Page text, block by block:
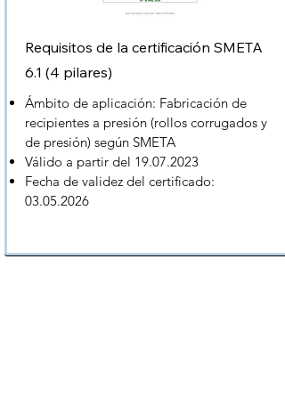
Requisitos de la certificación SMETA
6.1 (4 pilares)
Ámbito de aplicación: Fabricación de
recipientes a presión (rollos corrugados y
de presión) según SMETA
Válido a partir del 19.07.2023
Fecha de validez del certificado:
03.05.2026